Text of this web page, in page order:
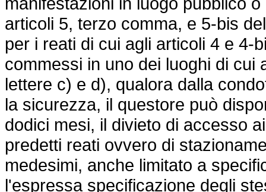
articoli 5, terzo comma, e 5-bis
per i reati di cui agli articoli 4 e 4-
commessi in uno dei luoghi di cui
lettere c) e d), qualora dalla
la sicurezza, il questore può
dodici mesi, il divieto di accesso
predetti reati ovvero di
medesimi, anche limitato a
l'espressa specificazione degli